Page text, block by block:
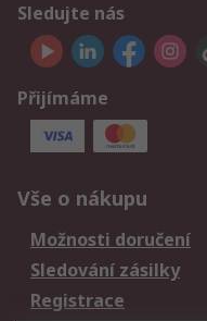
Sledujte nás
Přijímáme
Vše o nákupu
Možnosti doručení
Sledování zásilky
Registrace